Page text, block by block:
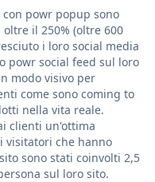
powr popup sono
il 250% (oltre 600
i loro social media
powr social feed sul loro
modo visivo per
come sono coming to
nella vita reale.
clienti un'ottima
visitatori che hanno
sono stati coinvolti 2,5
sul loro sito.